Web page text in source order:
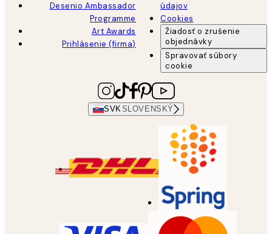
Desenio Ambassador
Programme
Art Awards
Prihlásenie (firma)
údajov
Cookies
Žiadosť o zrušenie
objednávky
Spravovať súbory
cookie
SVKSLOVENSKÝ